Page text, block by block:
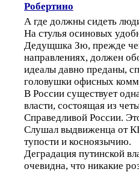
Робертино
А где должны сидеть
На стулья осиновых
Дедущшка Зю, прежде
направлениях, должен
идеалы давно преданы,
головушки офисных
В России существует
власти, состоящая из
Справедливой России.
Слушал выдвиженца от
тупости и косноязычию.
Деградация путинской
очевидна, что никакие